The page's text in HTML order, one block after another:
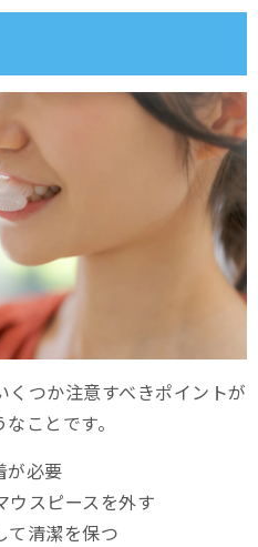
つか注意すべきポイントが
ことです。
が必要
ウスピースを外す
て清潔を保つ